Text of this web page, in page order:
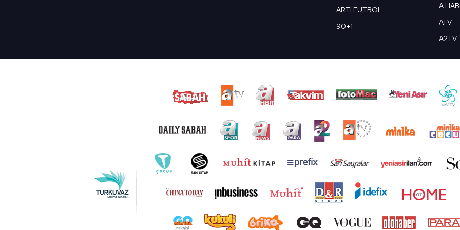
ARTI FUTBOL
90+1
A
ATV
A2TV